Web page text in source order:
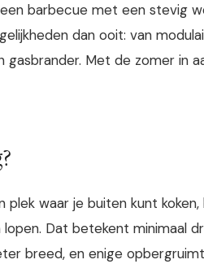
barbecue met een stevig
dan ooit: van
gasbrander. Met de zomer in
plek waar je buiten kunt
Dat betekent minimaal
breed, en enige